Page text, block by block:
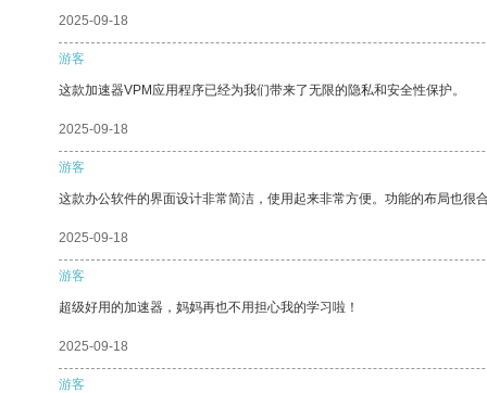
2025-09-18
游客
这款加速器VPM应用程序已经为我们带来了无限的隐私和安全性保护。
2025-09-18
游客
这款办公软件的界面设计非常简洁，使用起来非常方便。功能的布局也很
2025-09-18
游客
超级好用的加速器，妈妈再也不用担心我的学习啦！
2025-09-18
游客